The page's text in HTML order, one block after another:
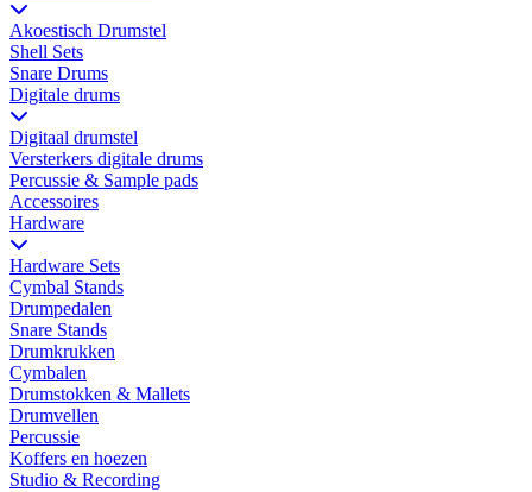
Akoestisch Drumstel
Shell Sets
Snare Drums
Digitale drums
Digitaal drumstel
Versterkers digitale drums
Percussie & Sample pads
Accessoires
Hardware
Hardware Sets
Cymbal Stands
Drumpedalen
Snare Stands
Drumkrukken
Cymbalen
Drumstokken & Mallets
Drumvellen
Percussie
Koffers en hoezen
Studio & Recording